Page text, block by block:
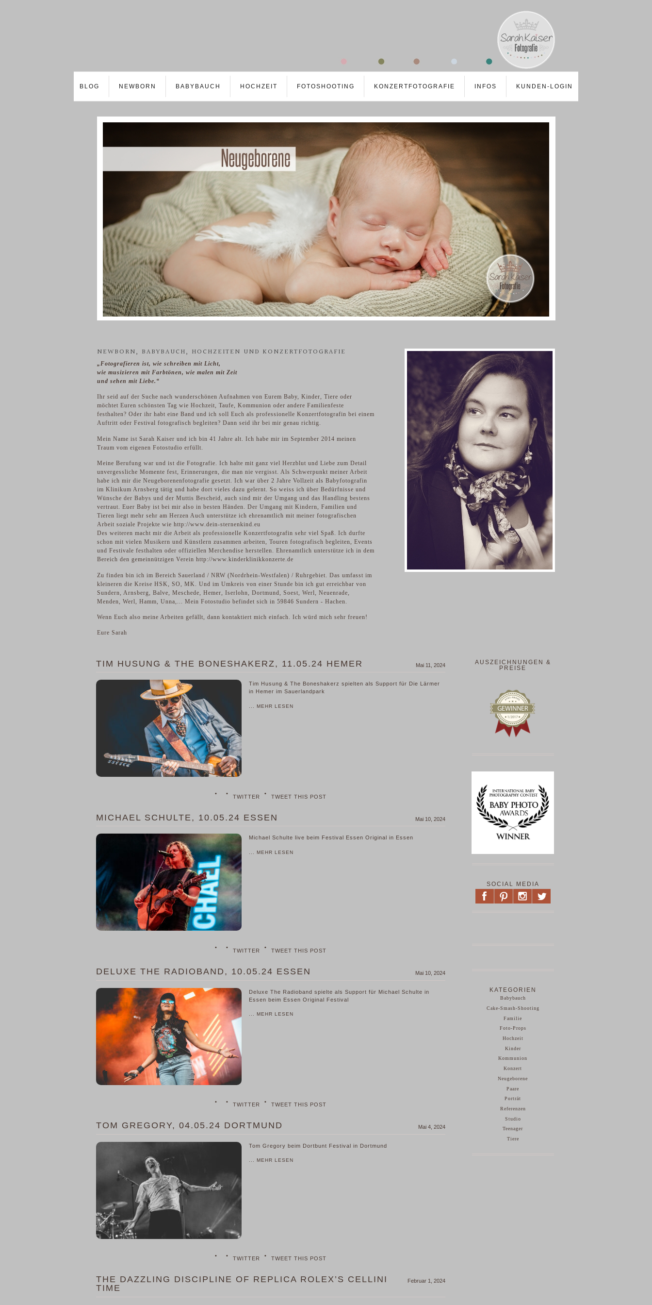
BLOG NEWBORN BABYBAUCH HOCHZEIT FOTOSHOOTING KONZERTFOTOGRAFIE INFOS KUNDEN-LOGIN
NEWBORN, BABYBAUCH, HOCHZEITEN UND KONZERTFOTOGRAFIE
„Fotografieren ist, wie schreiben mit Licht,
wie musizieren mit Farbtönen, wie malen mit Zeit
und sehen mit Liebe.“
Ihr seid auf der Suche nach wunderschönen Aufnahmen von Eurem Baby, Kinder, Tiere oder
möchtet Euren schönsten Tag wie Hochzeit, Taufe, Kommunion oder andere Familienfeste
festhalten? Oder ihr habt eine Band und ich soll Euch als professionelle Konzertfotografin bei einem
Auftritt oder Festival fotografisch begleiten? Dann seid ihr bei mir genau richtig.
Mein Name ist Sarah Kaiser und ich bin 41 Jahre alt. Ich habe mir im September 2014 meinen
Traum vom eigenen Fotostudio erfüllt.
Meine Berufung war und ist die Fotografie. Ich halte mit ganz viel Herzblut und Liebe zum Detail
unvergessliche Momente fest, Erinnerungen, die man nie vergisst. Als Schwerpunkt meiner Arbeit
habe ich mir die Neugeborenenfotografie gesetzt. Ich war über 2 Jahre Vollzeit als Babyfotografin
im Klinikum Arnsberg tätig und habe dort vieles dazu gelernt. So weiss ich über Bedürfnisse und
Wünsche der Babys und der Muttis Bescheid, auch sind mir der Umgang und das Handling bestens
vertraut. Euer Baby ist bei mir also in besten Händen. Der Umgang mit Kindern, Familien und
Tieren liegt mehr sehr am Herzen Auch unterstütze ich ehrenamtlich mit meiner fotografischen
Arbeit soziale Projekte wie http://www.dein-sternenkind.eu
Des weiteren macht mir die Arbeit als professionelle Konzertfotografin sehr viel Spaß. Ich durfte
schon mit vielen Musikern und Künstlern zusammen arbeiten, Touren fotografisch begleiten, Events
und Festivale festhalten oder offiziellen Merchendise herstellen. Ehrenamtlich unterstütze ich in dem
Bereich den gemeinnützigen Verein http://www.kinderklinikkonzerte.de
Zu finden bin ich im Bereich Sauerland / NRW (Nordrhein-Westfalen) / Ruhrgebiet. Das umfasst im
kleineren die Kreise HSK, SO, MK. Und im Umkreis von einer Stunde bin ich gut erreichbar von
Sundern, Arnsberg, Balve, Meschede, Hemer, Iserlohn, Dortmund, Soest, Werl, Neuenrade,
Menden, Werl, Hamm, Unna,... Mein Fotostudio befindet sich in 59846 Sundern - Hachen.
Wenn Euch also meine Arbeiten gefällt, dann kontaktiert mich einfach. Ich würd mich sehr freuen!
Eure Sarah
Mai 11, 2024
TIM HUSUNG & THE BONESHAKERZ, 11.05.24 HEMER
Tim Husung & The Boneshakerz spielten als Support für Die Lärmer
in Hemer im Sauerlandpark
... MEHR LESEN
• •
TWITTER
•
TWEET THIS POST
Mai 10, 2024
MICHAEL SCHULTE, 10.05.24 ESSEN
Michael Schulte live beim Festival Essen Original in Essen
... MEHR LESEN
• •
TWITTER
•
TWEET THIS POST
Mai 10, 2024
DELUXE THE RADIOBAND, 10.05.24 ESSEN
Deluxe The Radioband spielte als Support für Michael Schulte in
Essen beim Essen Original Festival
... MEHR LESEN
• •
TWITTER
•
TWEET THIS POST
Mai 4, 2024
TOM GREGORY, 04.05.24 DORTMUND
Tom Gregory beim Dortbunt Festival in Dortmund
... MEHR LESEN
• •
TWITTER
•
TWEET THIS POST
Februar 1, 2024
THE DAZZLING DISCIPLINE OF REPLICA ROLEX’S CELLINI
TIME
AUSZEICHNUNGEN &
PREISE
SOCIAL MEDIA
KATEGORIEN
Babybauch
Cake-Smash-Shooting
Familie
Foto-Props
Hochzeit
Kinder
Kommunion
Konzert
Neugeborene
Paare
Porträt
Referenzen
Studio
Teenager
Tiere